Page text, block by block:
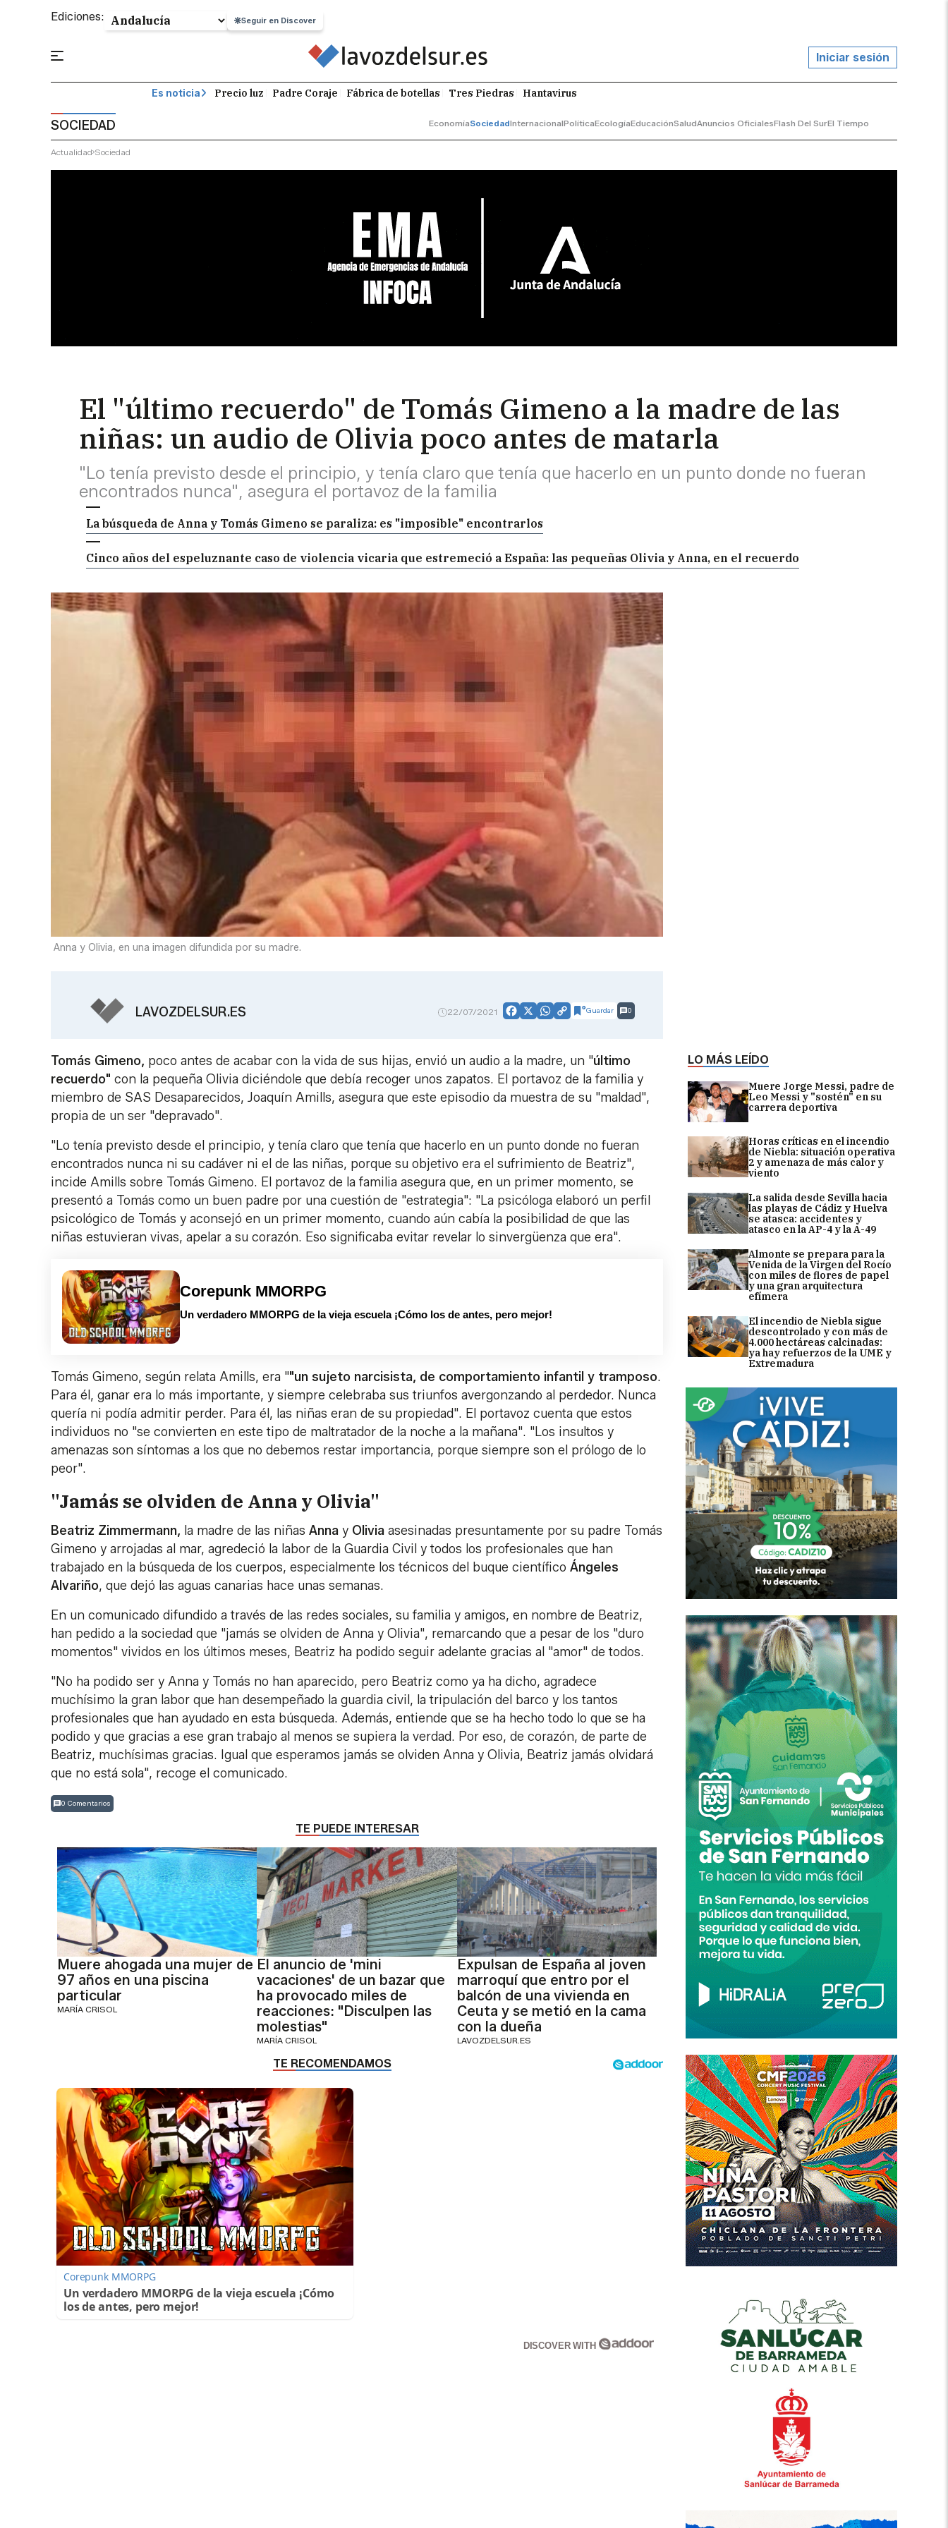
Ediciones: Seguir en Discover
Iniciar sesión
Es noticia Precio luz Padre Coraje Fábrica de botellas Tres Piedras Hantavirus
SOCIEDAD EconomíaSociedadInternacionalPolíticaEcologíaEducaciónSaludAnuncios OficialesFlash Del SurEl Tiempo
Actualidad Sociedad
El "último recuerdo" de Tomás Gimeno a la madre de las
niñas: un audio de Olivia poco antes de matarla
"Lo tenía previsto desde el principio, y tenía claro que tenía que hacerlo en un punto donde no fueran
encontrados nunca", asegura el portavoz de la familia
La búsqueda de Anna y Tomás Gimeno se paraliza: es "imposible" encontrarlos
Cinco años del espeluznante caso de violencia vicaria que estremeció a España: las pequeñas Olivia y Anna, en el recuerdo
LO MÁS LEÍDO
Muere Jorge Messi, padre de
Leo Messi y "sostén" en su
carrera deportiva
Horas críticas en el incendio
de Niebla: situación operativa
2 y amenaza de más calor y
viento
La salida desde Sevilla hacia
las playas de Cádiz y Huelva
se atasca: accidentes y
atasco en la AP-4 y la A-49
Almonte se prepara para la
Venida de la Virgen del Rocío
con miles de flores de papel
y una gran arquitectura
efímera
El incendio de Niebla sigue
descontrolado y con más de
4.000 hectáreas calcinadas:
ya hay refuerzos de la UME y
Extremadura
Anna y Olivia, en una imagen difundida por su madre.
LAVOZDELSUR.ES 22/07/2021 Facebook
X WhatsApp
CopyGuardar 0
Tomás Gimeno, poco antes de acabar con la vida de sus hijas, envió un audio a la madre, un "último
recuerdo" con la pequeña Olivia diciéndole que debía recoger unos zapatos. El portavoz de la familia y
miembro de SAS Desaparecidos, Joaquín Amills, asegura que este episodio da muestra de su "maldad",
propia de un ser "depravado".
"Lo tenía previsto desde el principio, y tenía claro que tenía que hacerlo en un punto donde no fueran
encontrados nunca ni su cadáver ni el de las niñas, porque su objetivo era el sufrimiento de Beatriz",
incide Amills sobre Tomás Gimeno. El portavoz de la familia asegura que, en un primer momento, se
presentó a Tomás como un buen padre por una cuestión de "estrategia": "La psicóloga elaboró un perfil
psicológico de Tomás y aconsejó en un primer momento, cuando aún cabía la posibilidad de que las
niñas estuvieran vivas, apelar a su corazón. Eso significaba evitar revelar lo sinvergüenza que era".
Corepunk MMORPG
Un verdadero MMORPG de la vieja escuela ¡Cómo los de antes, pero mejor!
Tomás Gimeno, según relata Amills, era ""un sujeto narcisista, de comportamiento infantil y tramposo.
Para él, ganar era lo más importante, y siempre celebraba sus triunfos avergonzando al perdedor. Nunca
quería ni podía admitir perder. Para él, las niñas eran de su propiedad". El portavoz cuenta que estos
individuos no "se convierten en este tipo de maltratador de la noche a la mañana". "Los insultos y
amenazas son síntomas a los que no debemos restar importancia, porque siempre son el prólogo de lo
peor".
"Jamás se olviden de Anna y Olivia"
Beatriz Zimmermann, la madre de las niñas Anna y Olivia asesinadas presuntamente por su padre Tomás
Gimeno y arrojadas al mar, agredeció la labor de la Guardia Civil y todos los profesionales que han
trabajado en la búsqueda de los cuerpos, especialmente los técnicos del buque científico Ángeles
Alvariño, que dejó las aguas canarias hace unas semanas.
En un comunicado difundido a través de las redes sociales, su familia y amigos, en nombre de Beatriz,
han pedido a la sociedad que "jamás se olviden de Anna y Olivia", remarcando que a pesar de los "duro
momentos" vividos en los últimos meses, Beatriz ha podido seguir adelante gracias al "amor" de todos.
"No ha podido ser y Anna y Tomás no han aparecido, pero Beatriz como ya ha dicho, agradece
muchísimo la gran labor que han desempeñado la guardia civil, la tripulación del barco y los tantos
profesionales que han ayudado en esta búsqueda. Además, entiende que se ha hecho todo lo que se ha
podido y que gracias a ese gran trabajo al menos se supiera la verdad. Por eso, de corazón, de parte de
Beatriz, muchísimas gracias. Igual que esperamos jamás se olviden Anna y Olivia, Beatriz jamás olvidará
que no está sola", recoge el comunicado.
0 Comentarios
TE PUEDE INTERESAR
Muere ahogada una mujer de
97 años en una piscina
particular
MARÍA CRISOL
El anuncio de 'mini
vacaciones' de un bazar que
ha provocado miles de
reacciones: "Disculpen las
molestias"
MARÍA CRISOL
Expulsan de España al joven
marroquí que entro por el
balcón de una vivienda en
Ceuta y se metió en la cama
con la dueña
LAVOZDELSUR.ES
Corepunk MMORPG
Un verdadero MMORPG de la vieja escuela ¡Cómo
los de antes, pero mejor!
DISCOVER WITH